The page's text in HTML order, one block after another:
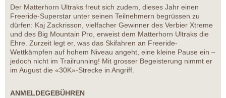
Der Matterhorn Ultraks freut sich zudem, dieses Jahr einen
Freeride-Superstar unter seinen Teilnehmern begrüssen zu
dürfen: Kaj Zackrisson, vielfacher Gewinner des Verbier Xtreme
und des Big Mountain Pro, erweist dem Matterhorn Ultraks die
Ehre. Zurzeit legt er, was das Skifahren an Freeride-
Wettkämpfen auf hohem Niveau angeht, eine kleine Pause ein –
jedoch nicht im Trailrunning! Mit grosser Begeisterung nimmt er
im August die «30K»-Strecke in Angriff.
ANMELDEGEBÜHREN